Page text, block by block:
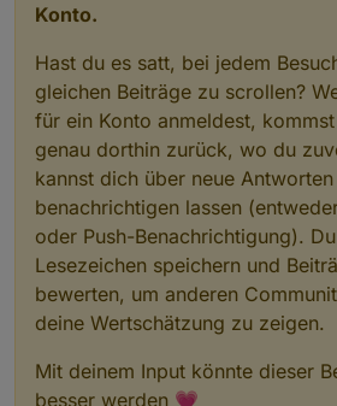
tabelle der spielstände mit
hier die spielstände
Spielstande
tabelle der spielstände der
Konto.
Hast du es satt, bei jedem
gleichen Beiträge zu scrollen?
für ein Konto anmeldest,
genau dorthin zurück, wo du
kannst dich über neue Antworten
benachrichtigen lassen
oder Push-Benachrichtigung).
Lesezeichen speichern und
bewerten, um anderen
deine Wertschätzung zu zeigen.
Mit deinem Input könnte dieser
besser werden 💗